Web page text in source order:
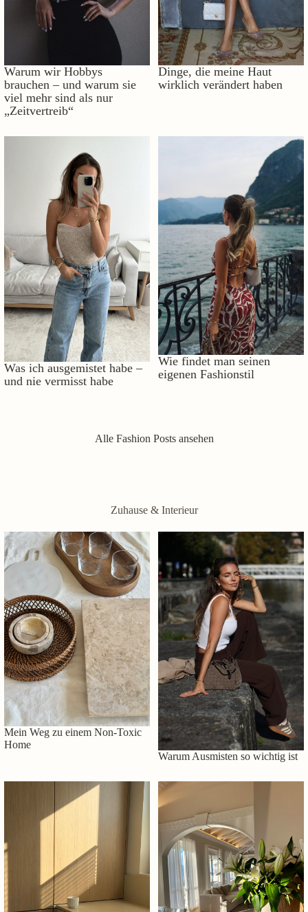
Warum wir Hobbys
brauchen – und warum sie
viel mehr sind als nur
„Zeitvertreib“
Dinge, die meine Haut
wirklich verändert haben
Was ich ausgemistet habe –
und nie vermisst habe
Wie findet man seinen
eigenen Fashionstil
Alle Fashion Posts ansehen
Zuhause & Interieur
Mein Weg zu einem Non-Toxic
Home
Warum Ausmisten so wichtig ist